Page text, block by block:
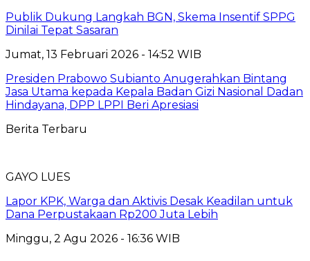
Publik Dukung Langkah BGN, Skema Insentif SPPG
Dinilai Tepat Sasaran
Jumat, 13 Februari 2026 - 14:52 WIB
Presiden Prabowo Subianto Anugerahkan Bintang
Jasa Utama kepada Kepala Badan Gizi Nasional Dadan
Hindayana, DPP LPPI Beri Apresiasi
Berita Terbaru
GAYO LUES
Lapor KPK, Warga dan Aktivis Desak Keadilan untuk
Dana Perpustakaan Rp200 Juta Lebih
Minggu, 2 Agu 2026 - 16:36 WIB